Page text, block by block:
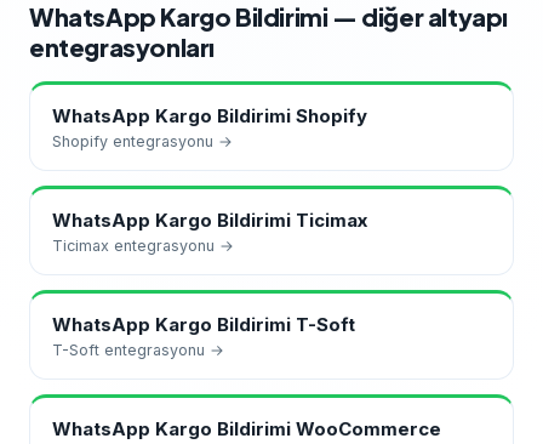
WhatsApp Kargo Bildirimi — diğer altyapı
entegrasyonları
WhatsApp Kargo Bildirimi Shopify
Shopify entegrasyonu →
WhatsApp Kargo Bildirimi Ticimax
Ticimax entegrasyonu →
WhatsApp Kargo Bildirimi T-Soft
T-Soft entegrasyonu →
WhatsApp Kargo Bildirimi WooCommerce